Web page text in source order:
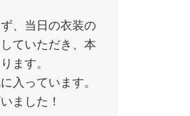
、当日の衣装の
ていただき、本
ます。
入っています。
ました！